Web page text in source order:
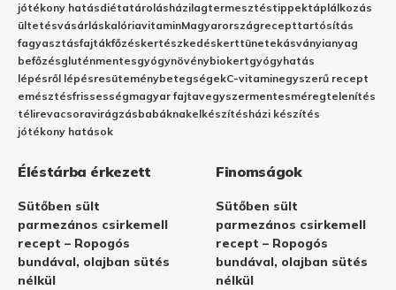
jótékony hatásdiétatárolásházilagtermesztéstippektáplálkozás
ültetésvásárláskalóriavitaminMagyarországrecepttartósítás
fagyasztásfajtákfőzéskertészkedéskerttünetekásványianyag
befőzésgluténmentesgyógynövénybiokertgyógyhatás
lépésről lépésresüteménybetegségekC-vitaminegyszerű recept
emésztésfrissességmagyar fajtavegyszermentesméregtelenítés
télirevacsoravirágzásbabáknakelkészítésházi készítés
jótékony hatások
Éléstárba érkezett
Sütőben sült
parmezános csirkemell
recept – Ropogós
bundával, olajban sütés
nélkül
Finomságok
Sütőben sült
parmezános csirkemell
recept – Ropogós
bundával, olajban sütés
nélkül